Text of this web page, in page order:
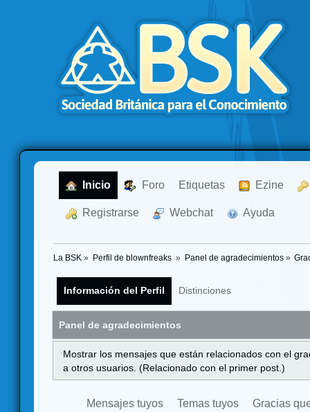
Inicio Foro Etiquetas Ezine
Registrarse Webchat Ayuda
La BSK » Perfil de blownfreaks » Panel de agradecimientos»
Información del Perfil Distinciones
Panel de agradecimientos
Mostrar los mensajes que están relacionados con el
a otros usuarios. (Relacionado con el primer post.)
Mensajes tuyos Temas tuyos Gracias